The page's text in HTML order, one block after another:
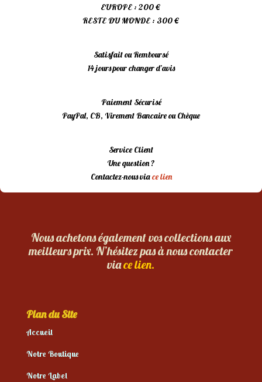
EUROPE : 200 €
RESTE DU MONDE : 300 €
Satisfait ou Remboursé
14 jours pour changer d’avis
Paiement Sécurisé
PayPal, CB, Virement Bancaire ou Chèque
Service Client
Une question ?
Contactez-nous viace lien
Nous achetons également vos collections aux
meilleurs prix. N’hésitez pas à nous contacter
viace lien.
Plan du Site
Accueil
Notre Boutique
Notre Label